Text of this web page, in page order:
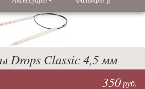
Drops Classic 4,5 мм
350руб.